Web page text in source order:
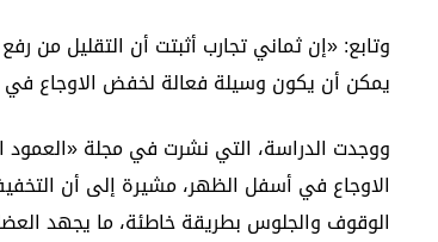
وتابع: «إن ثماني تجارب أثبتت أن التقليل من
يمكن أن يكون وسيلة فعالة لخفض الاوجاع
ووجدت الدراسة، التي نشرت في مجلة
الاوجاع في أسفل الظهر، مشيرة إلى أن
الوقوف والجلوس بطريقة خاطئة، ما يجهد